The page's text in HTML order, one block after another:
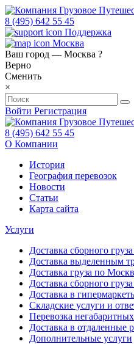
8 (495) 642 55 45
Поддержка
Москва
Ваш город — Москва ?
Верно
Сменить
×
Войти Регистрация
8 (495) 642 55 45
О Компании
История
География перевозок
Новости
Статьи
Карта сайта
Услуги
Доставка сборного
Доставка выделенным
Доставка груза по
Доставка сборного
Доставка в
Складские услуги и
Перевозка
Доставка в отдаленные
Дополнительные услуги